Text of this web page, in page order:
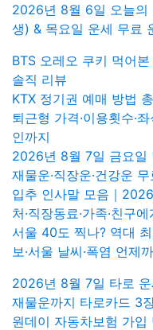
2026년 8월 6일 오늘의
생) & 목요일 운세 무료
BTS 오레오 쿠키 먹어
솔직 리뷰
KTX 정기권 예매 방법
퇴근형 가격·이용횟수·
인까지
2026년 8월 7일 금요일
재물운·직장운·건강운
입추 인사말 모음｜
처·직장동료·가족·친구
서울 40도 찍나? 역대
보·서울 날씨·폭염 언제
2026년 8월 7일 타로 운
재물운까지 타로카드 3
원데이 자동차보험 가